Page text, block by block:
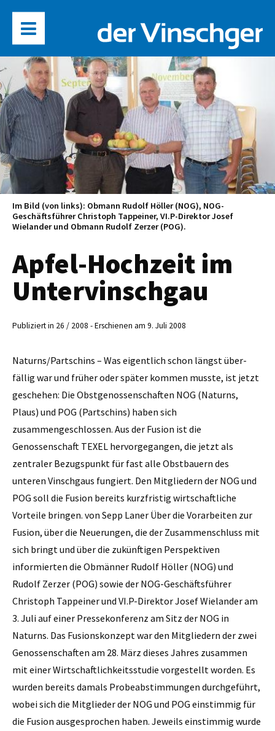
Im Bild (von links): Obmann Rudolf Höller (NOG), NOG-
Geschäftsführer Christoph Tappeiner, VI.P-Direktor Josef
Wielander und Obmann Rudolf Zerzer (POG).
Apfel-Hochzeit im
Untervinschgau
Publiziert in 26 / 2008 - Erschienen am 9. Juli 2008
Naturns/Partschins – Was eigentlich schon längst über­
fällig war und früher oder später kommen musste, ist jetzt
ge­schehen: Die Obst­genossenschaften NOG (Naturns,
Plaus) und POG (Partschins) haben sich
zusammengeschlossen. Aus der Fusion ist die
Genossenschaft TEXEL hervorgegangen, die jetzt als
zentraler Bezugspunkt für fast alle Obstbauern des
unteren Vinschgaus fungiert. Den Mitgliedern der NOG und
POG soll die Fusion bereits kurzfristig wirtschaftliche
Vorteile bringen. von Sepp Laner Über die Vorarbeiten zur
Fusion, über die Neuerungen, die der Zusammenschluss mit
sich bringt und über die zukünftigen Perspektiven
informierten die Obmänner Rudolf Höller (NOG) und
Rudolf ­Zerzer (POG) sowie der NOG-Geschäftsführer
Christoph ­Tappeiner und VI.P-Direktor Josef Wielander am
3. Juli auf einer Pressekonferenz am Sitz der NOG in
Naturns. Das Fusionskonzept war den Mitgliedern der zwei
Genossenschaften am 28. März dieses Jahres zusammen
mit einer Wirtschaftlichkeitsstudie vorgestellt worden. Es
wurden bereits damals Probeabstimmungen durchgeführt,
wobei sich die Mitglieder der NOG und POG einstimmig für
die Fusion ausgesprochen haben. Jeweils einstimmig wurde